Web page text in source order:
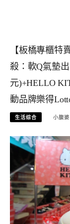
【板橋專櫃特
殺：軟Q氣墊
元)+HELLO
動品牌樂得
生活综合 小腹婆